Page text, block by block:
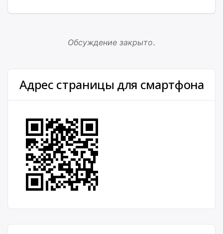
Обсуждение закрыто.
Адрес страницы для смартфона